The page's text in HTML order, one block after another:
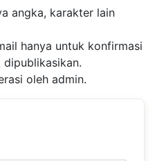
angka, karakter lain
hanya untuk konfirmasi
oleh admin.